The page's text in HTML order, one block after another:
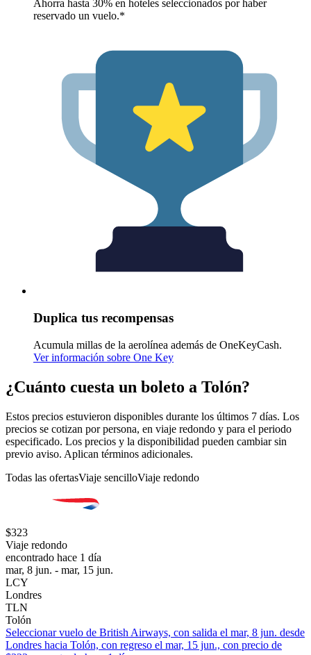
Ahorra hasta 30% en hoteles seleccionados por haber
reservado un vuelo.*
Duplica tus recompensas
Acumula millas de la aerolínea además de OneKeyCash.
Ver información sobre One Key
¿Cuánto cuesta un boleto a Tolón?
Estos precios estuvieron disponibles durante los últimos 7 días. Los
precios se cotizan por persona, en viaje redondo y para el periodo
especificado. Los precios y la disponibilidad pueden cambiar sin
previo aviso. Aplican términos adicionales.
Todas las ofertasViaje sencilloViaje redondo
$323
Viaje redondo
encontrado hace 1 día
mar, 8 jun. - mar, 15 jun.
LCY
Londres
TLN
Tolón
Seleccionar vuelo de British Airways, con salida el mar, 8 jun. desde
Londres hacia Tolón, con regreso el mar, 15 jun., con precio de